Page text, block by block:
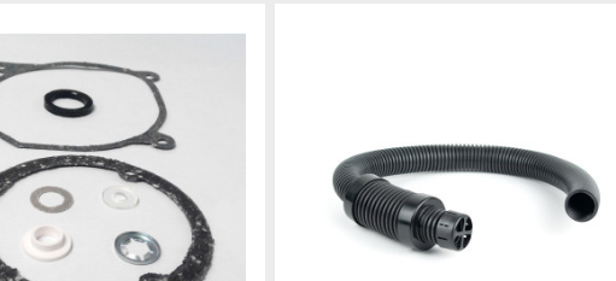
Herstellerinformationen